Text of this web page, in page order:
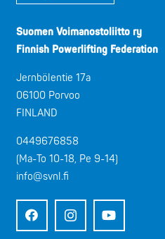
Suomen Voimanostoliitto ry
Finnish Powerlifting Federation
Jernbölentie 17a
06100 Porvoo
FINLAND
0449676858
(Ma-To 10-18, Pe 9-14)
info@svnl.fi